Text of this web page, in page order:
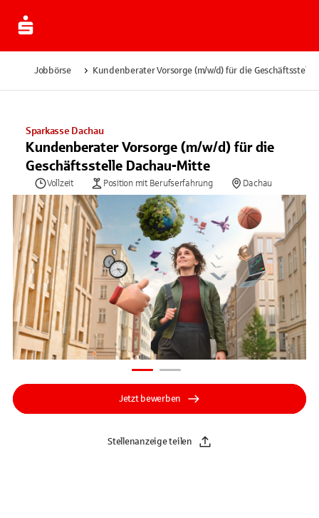
Jobbörse Kundenberater Vorsorge (m/w/d) für die Geschäftsstelle
Sparkasse Dachau
Kundenberater Vorsorge (m/w/d) für die
Geschäftsstelle Dachau-Mitte
Vollzeit Position mit Berufserfahrung Dachau
Jetzt bewerben
Stellenanzeige teilen